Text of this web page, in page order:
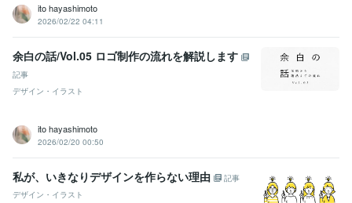
ito hayashimoto
2026/02/22 04:11
余白の話/Vol.05 ロゴ制作の流れを解説します
記事
デザイン・イラスト
ito hayashimoto
2026/02/20 00:50
私が、いきなりデザインを作らない理由
記事
デザイン・イラスト